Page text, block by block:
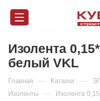
Изолента
белый VKL
Главная — Каталог —
Изоленты — Изолента